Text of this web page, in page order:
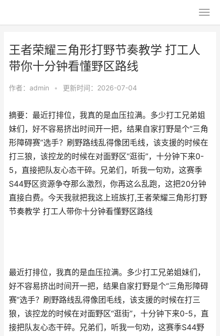
王者荣耀三角形打野节奏教学 打工人
带你十分钟看懂野区路线
作者： admin • 更新时间：2026-07-04
摘要：最近打排位，我真的是血压拉满。多少打工兄弟姐
妹们，好不容易挤出时间开一把，结果自家打野是个“三角
形障碍赛”选手？刷野路线乱得像团毛线，该支援的时候在
打三狼，该控龙的时候在对面野区“逛街”，十分钟下来0-
5，直接把队友心态干碎。兄弟们，听我一句劝，这赛季
S44野区资源争夺那么激烈，你再这么乱跑，这把20分钟
直接白费。今天我就把我这上班族打,王者荣耀三角形打野
节奏教学 打工人带你十分钟看懂野区路线
最近打排位，我真的是血压拉满。多少打工兄弟姐妹们，
好不容易挤出时间开一把，结果自家打野是个“三角形障碍
赛”选手？刷野路线乱得像团毛线，该支援的时候在打三
狼，该控龙的时候在对面野区“逛街”，十分钟下来0-5，直
接把队友心态干碎。兄弟们，听我一句劝，这赛季S44野